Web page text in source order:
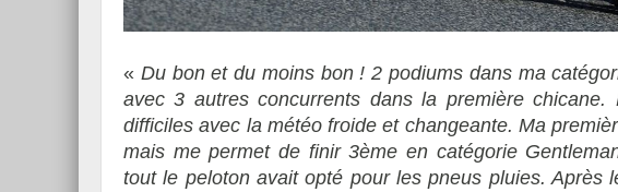
« Du bon et du moins bon ! 2 podiums dans ma
avec 3 autres concurrents dans la première
difficiles avec la météo froide et changeante. Ma
mais me permet de finir 3ème en catégorie
tout le peloton avait opté pour les pneus pluies. Après